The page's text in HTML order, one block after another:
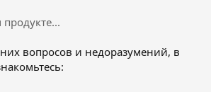
вопросов и недоразумений, в